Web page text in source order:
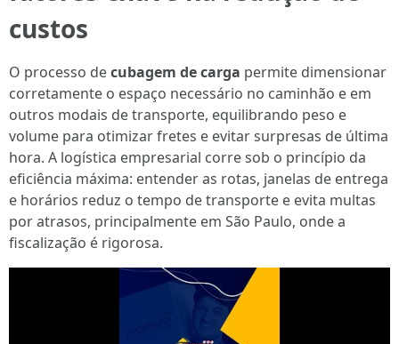
custos
O processo decubagem de carga permite dimensionar
corretamente o espaço necessário no caminhão e em
outros modais de transporte, equilibrando peso e
volume para otimizar fretes e evitar surpresas de última
hora. A logística empresarial corre sob o princípio da
eficiência máxima: entender as rotas, janelas de entrega
e horários reduz o tempo de transporte e evita multas
por atrasos, principalmente em São Paulo, onde a
fiscalização é rigorosa.